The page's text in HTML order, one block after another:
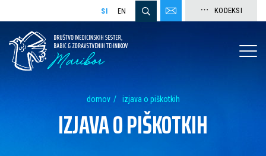
SI EN KODEKSI
domov izjava o piškotkih
IZJAVA O PIŠKOTKIH